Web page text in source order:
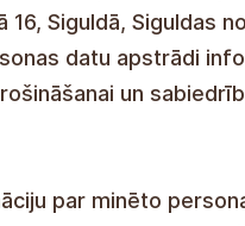
16, Siguldā, Siguldas
datu apstrādi
un
par minēto